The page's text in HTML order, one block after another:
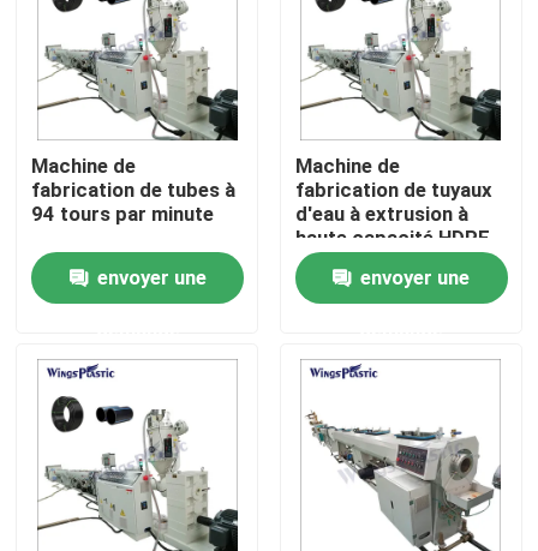
Contrôle de qualité
Contactez-nous
Machine en plastique d'extrudeuse de tuyau
Ligne en plastique d'extrusion de tuyau
Machine d'extrudeuse de tuyau de HDPE
Machine d'extrudeuse de tuyau de PVC
Machine de
fabrication de tubes à
94 tours par minute
envoyer une
Machine de
fabrication de tuyaux
d'eau à extrusion à
haute capacité HDPE
PE PP
envoyer une